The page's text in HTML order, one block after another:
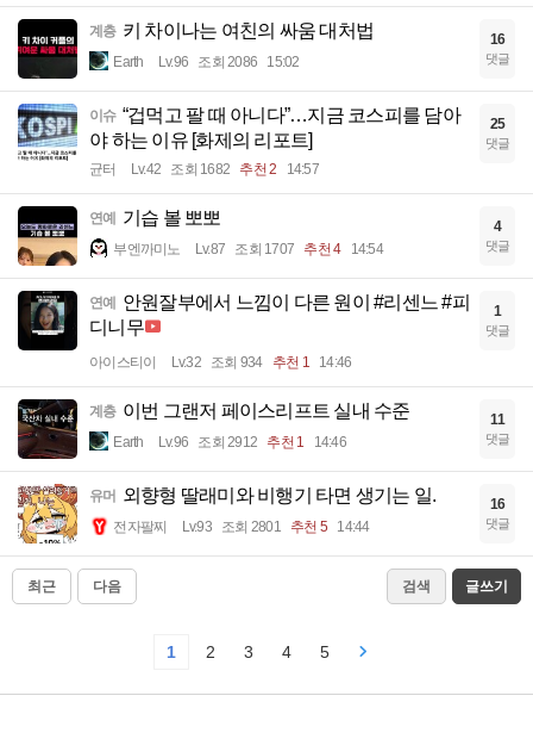
계층 키 차이나는 여친의 싸움 대처법
Earth Lv.96 조회 2086 15:02
16
댓글
이슈 “겁먹고 팔 때 아니다”…지금 코스피를 담아
야 하는 이유 [화제의 리포트]
균터 Lv.42 조회 1682 추천 2 14:57
25
댓글
연예 기습 볼 뽀뽀
부엔까미노 Lv.87 조회 1707 추천 4 14:54
4
댓글
연예
안원잘부에서 느낌이 다른 원이 #리센느 #피
디니무
아이스티이 Lv.32 조회 934 추천 1 14:46
1
댓글
계층 이번 그랜저 페이스리프트 실내 수준
Earth Lv.96 조회 2912 추천 1 14:46
11
댓글
유머 외향형 딸래미와 비행기 타면 생기는 일.
전자팔찌 Lv.93 조회 2801 추천 5 14:44
16
댓글
최근 다음 검색 글쓰기
1 2 3 4 5